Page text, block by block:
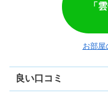
「
お部屋
良い口コミ